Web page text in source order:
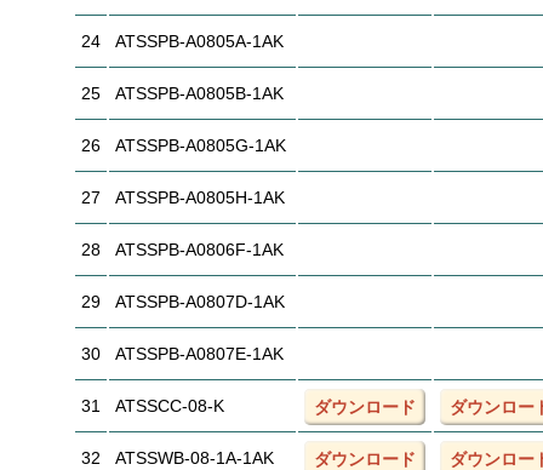
24 ATSSPB-A0805A-1AK
25 ATSSPB-A0805B-1AK
26 ATSSPB-A0805G-1AK
27 ATSSPB-A0805H-1AK
28 ATSSPB-A0806F-1AK
29 ATSSPB-A0807D-1AK
30 ATSSPB-A0807E-1AK
31 ATSSCC-08-K ダウンロード ダウンロー
32 ATSSWB-08-1A-1AK ダウンロード ダウンロー